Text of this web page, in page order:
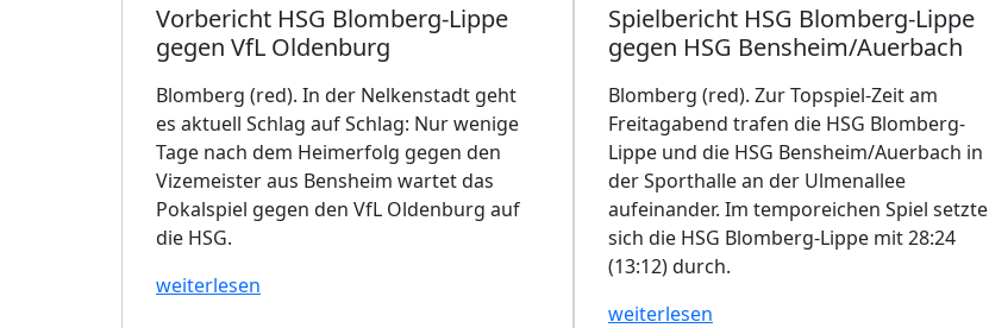
Vorbericht HSG Blomberg-Lippe
gegen VfL Oldenburg
Blomberg (red). In der Nelkenstadt geht
es aktuell Schlag auf Schlag: Nur wenige
Tage nach dem Heimerfolg gegen den
Vizemeister aus Bensheim wartet das
Pokalspiel gegen den VfL Oldenburg auf
die HSG.
weiterlesen
Spielbericht HSG Blomberg-Lippe
gegen HSG Bensheim/Auerbach
Blomberg (red). Zur Topspiel-Zeit am
Freitagabend trafen die HSG Blomberg-
Lippe und die HSG Bensheim/Auerbach in
der Sporthalle an der Ulmenallee
aufeinander. Im temporeichen Spiel setzte
sich die HSG Blomberg-Lippe mit 28:24
(13:12) durch.
weiterlesen